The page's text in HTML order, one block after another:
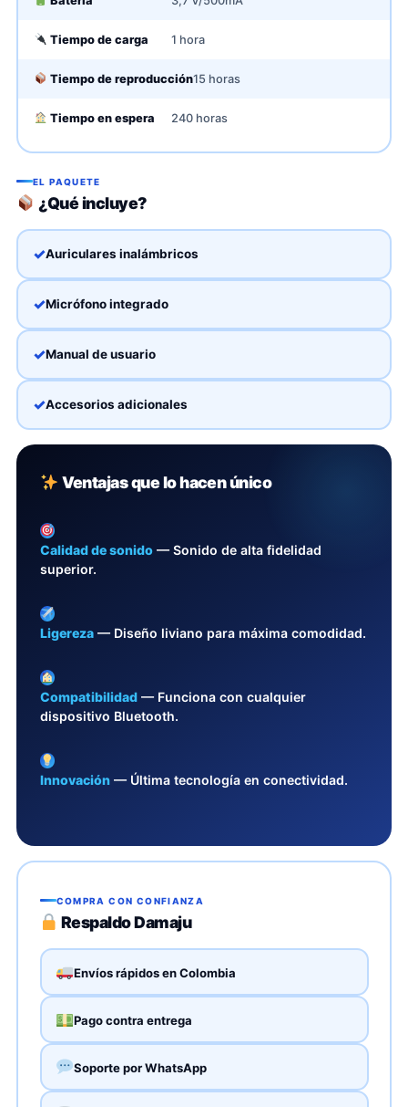
Tiempo de carga 1 hora
Tiempo de reproducción15 horas
Tiempo en espera 240 horas
EL PAQUETE
¿Qué incluye?
Auriculares inalámbricos
Micrófono integrado
Manual de usuario
Accesorios adicionales
Ventajas que lo hacen único
Calidad de sonido — Sonido de alta fidelidad
superior.
Ligereza — Diseño liviano para máxima comodidad.
Compatibilidad — Funciona con cualquier
dispositivo Bluetooth.
Innovación — Última tecnología en conectividad.
COMPRA CON CONFIANZA
Respaldo Damaju
Envíos rápidos en Colombia
Pago contra entrega
Soporte por WhatsApp